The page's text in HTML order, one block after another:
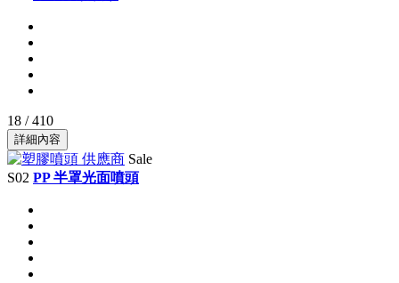
18 / 410
詳細內容
Sale
S02 PP 半罩光面噴頭